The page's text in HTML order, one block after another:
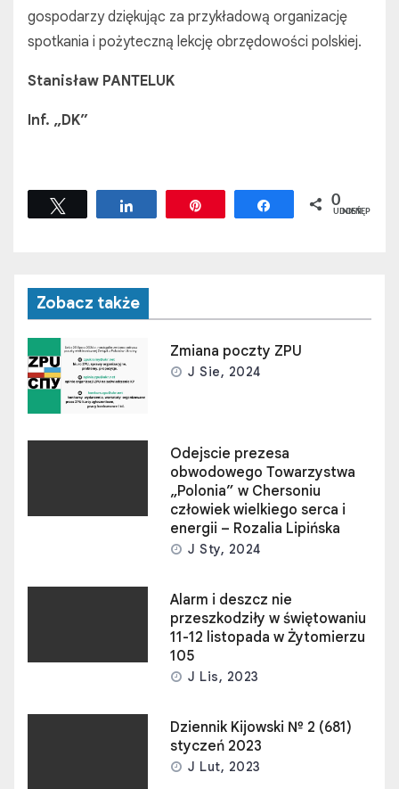
gospodarzy dziękując za przykładową organizację
spotkania i pożyteczną lekcję obrzędowości polskiej.
Stanisław PANTELUK
Inf. „DK”
Udostępnij Udostępnij
0
UDOSTĘPNIEŃ
Zobacz także
Zmiana poczty ZPU
J Sie, 2024
Odejscie prezesa
obwodowego Towarzystwa
„Polonia” w Chersoniu
człowiek wielkiego serca i
energii – Rozalia Lipińska
J Sty, 2024
Alarm i deszcz nie
przeszkodziły w świętowaniu
11-12 listopada w Żytomierzu
105
J Lis, 2023
Dziennik Kijowski № 2 (681)
styczeń 2023
J Lut, 2023